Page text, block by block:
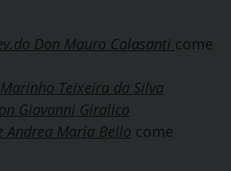
Don Mauro Colasanti come
Teixeira da Silva
Giovanni Giralico
Andrea Maria Bello come